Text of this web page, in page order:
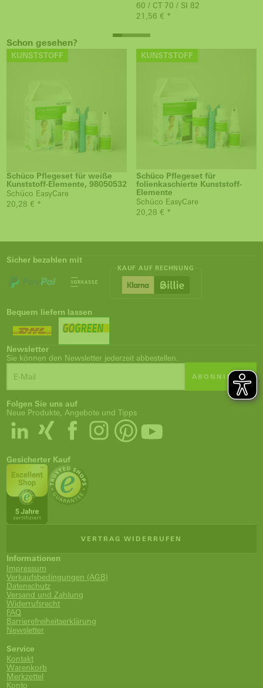
60 / CT 70 / SI 82
21,56 € *
Schon gesehen?
KUNSTSTOFF
Schüco Pflegeset für weiße
Kunststoff-Elemente, 98050532
Schüco EasyCare
20,28 € *
KUNSTSTOFF
Schüco Pflegeset für
folienkaschierte Kunststoff-
Elemente
Schüco EasyCare
20,28 € *
Sicher bezahlen mit
KAUF AUF RECHNUNG
Bequem liefern lassen
Newsletter
Sie können den Newsletter jederzeit abbestellen.
ABONNIEREN
Folgen Sie uns auf
Neue Produkte, Angebote und Tipps
Gesicherter Kauf
VERTRAG WIDERRUFEN
Informationen
Impressum
Verkaufsbedingungen (AGB)
Datenschutz
Versand und Zahlung
Widerrufsrecht
FAQ
Barrierefreiheitserklärung
Newsletter
Service
Kontakt
Warenkorb
Merkzettel
Konto